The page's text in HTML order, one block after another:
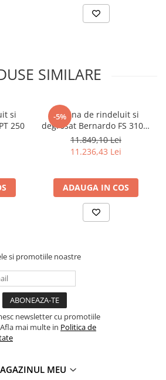
si frezat
de ascutit
de gaurit
de slefuit
de găurit
de șlefuit
metal
pentru
diferite
SIMILARE
si
250
-5%
Masina de rindeluit si
degrosat Bernardo FS 310 P
- 230 V
11.849,10 Lei
11.236,43 Lei
ADAUGA IN COS
si promotiile noastre
newsletter cu promotiile
mai multe in Politica de
MEU